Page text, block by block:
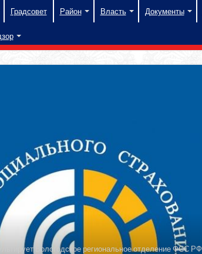
Градсовет Район Власть Документы
Вологодское региональное отделение ФСС РФ